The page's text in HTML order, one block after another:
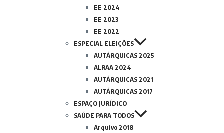
EE 2024
EE 2023
EE 2022
ESPECIAL ELEIÇÕES
AUTÁRQUICAS 2025
ALRAA 2024
AUTÁRQUICAS 2021
AUTÁRQUICAS 2017
ESPAÇO JURÍDICO
SAÚDE PARA TODOS
Arquivo 2018